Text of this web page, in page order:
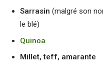
Sarrasin (malgré son
le blé)
Quinoa
Millet, teff, amarante